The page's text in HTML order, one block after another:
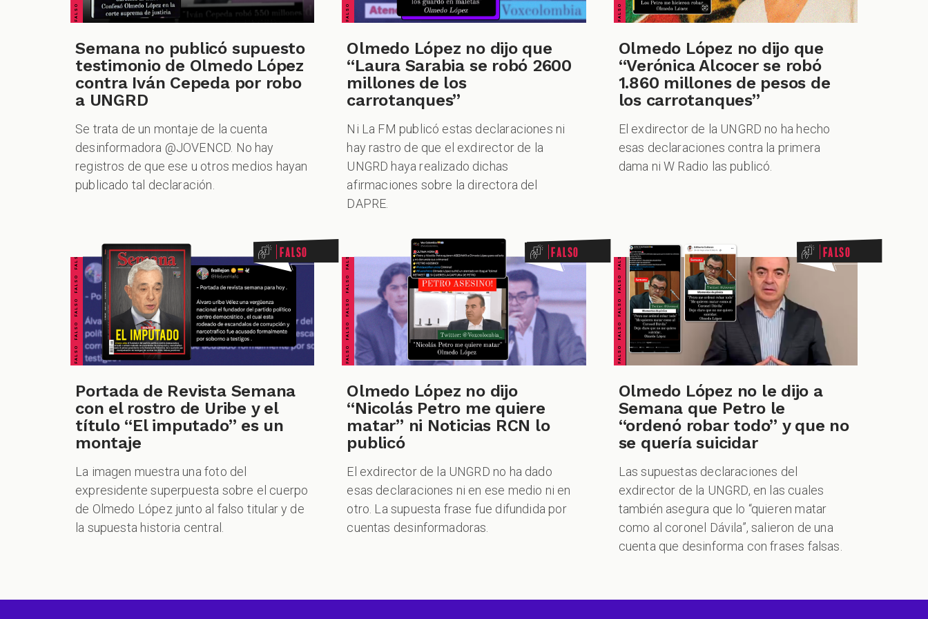
Semana no publicó supuesto
testimonio de Olmedo López
contra Iván Cepeda por robo
a UNGRD
Se trata de un montaje de la cuenta
desinformadora @JOVENCD. No hay
registros de que ese u otros medios hayan
publicado tal declaración.
Olmedo López no dijo que
“Laura Sarabia se robó 2600
millones de los
carrotanques”
Ni La FM publicó estas declaraciones ni
hay rastro de que el exdirector de la
UNGRD haya realizado dichas
afirmaciones sobre la directora del
DAPRE.
Olmedo López no dijo que
“Verónica Alcocer se robó
1.860 millones de pesos de
los carrotanques”
El exdirector de la UNGRD no ha hecho
esas declaraciones contra la primera
dama ni W Radio las publicó.
FALSO FALSO FALSO FALSO FALSO FALSO FALSO Falso
Portada de Revista Semana
con el rostro de Uribe y el
título “El imputado” es un
montaje
La imagen muestra una foto del
expresidente superpuesta sobre el cuerpo
de Olmedo López junto al falso titular y de
la supuesta historia central.
FALSO FALSO FALSO FALSO FALSO FALSO FALSO Falso
Olmedo López no dijo
“Nicolás Petro me quiere
matar” ni Noticias RCN lo
publicó
El exdirector de la UNGRD no ha dado
esas declaraciones ni en ese medio ni en
otro. La supuesta frase fue difundida por
cuentas desinformadoras.
FALSO FALSO FALSO FALSO FALSO FALSO FALSO Falso
Olmedo López no le dijo a
Semana que Petro le
“ordenó robar todo” y que no
se quería suicidar
Las supuestas declaraciones del
exdirector de la UNGRD, en las cuales
también asegura que lo “quieren matar
como al coronel Dávila”, salieron de una
cuenta que desinforma con frases falsas.